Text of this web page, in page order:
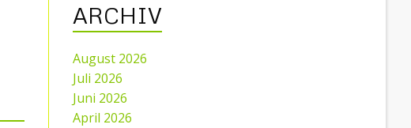
ARCHIV
August 2026
Juli 2026
Juni 2026
April 2026